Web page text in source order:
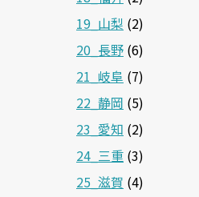
19_山梨 (2)
20_長野 (6)
21_岐阜 (7)
22_静岡 (5)
23_愛知 (2)
24_三重 (3)
25_滋賀 (4)